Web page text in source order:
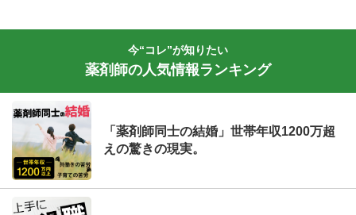
今“コレ”が知りたい
薬剤師の人気情報ランキング
「薬剤師同士の結婚」世帯年収1200万超
えの驚きの現実。